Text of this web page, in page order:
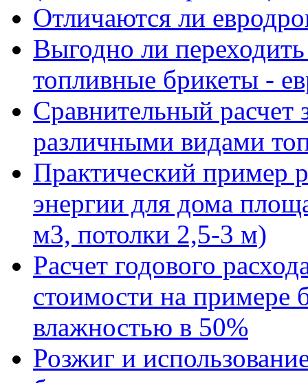
Отличаются ли
Выгодно ли
топливные брикеты -
Сравнительный расчет
различными видами
Практический пример
энергии для дома
м3, потолки 2,5-3 м)
Расчет годового
стоимости на примере
влажностью в 50%
Розжиг и